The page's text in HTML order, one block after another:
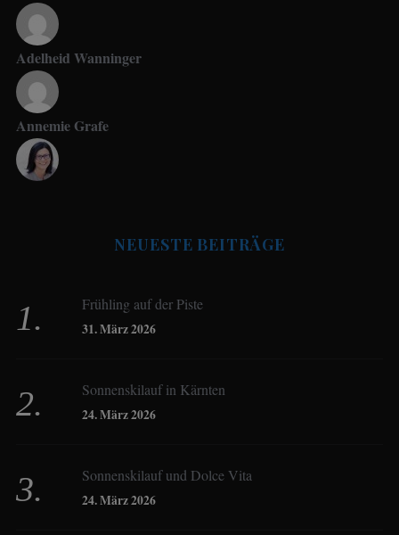
Adelheid Wanninger
Annemie Grafe
Birgit Werner
Christoph Schrahe
NEUESTE BEITRÄGE
Frühling auf der Piste
31. März 2026
Sonnenskilauf in Kärnten
24. März 2026
Sonnenskilauf und Dolce Vita
24. März 2026